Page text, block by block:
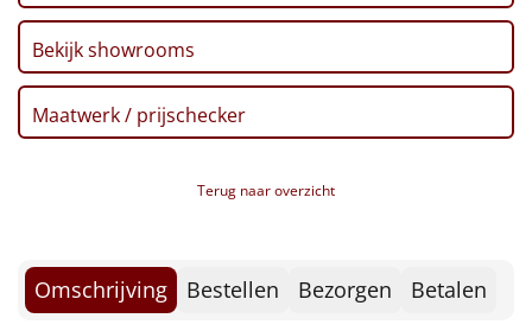
Tas
Wake up light
NIEUW
Borrelplank
NIEUW
Noodradio NIEUW
Bekijk showrooms
Maatwerk / prijschecker
Terug naar overzicht
Omschrijving Bestellen Bezorgen Betalen